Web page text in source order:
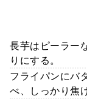
長芋はピーラー
りにする。
フライパンにバ
べ、しっかり焦